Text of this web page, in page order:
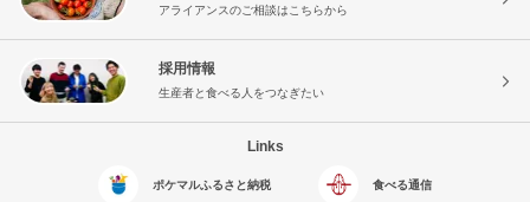
アライアンスのご相談はこちらから
採用情報
生産者と食べる人をつなぎたい
Links
ポケマルふるさと納税 食べる通信